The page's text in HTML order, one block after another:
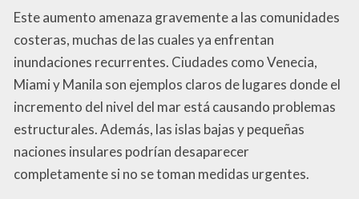
Este aumento amenaza gravemente a las comunidades
costeras, muchas de las cuales ya enfrentan
inundaciones recurrentes. Ciudades como Venecia,
Miami y Manila son ejemplos claros de lugares donde el
incremento del nivel del mar está causando problemas
estructurales. Además, las islas bajas y pequeñas
naciones insulares podrían desaparecer
completamente si no se toman medidas urgentes.